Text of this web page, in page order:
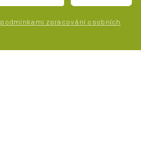
podmínkami zpracování osobních